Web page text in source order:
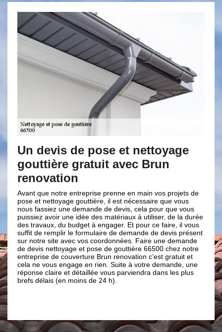
de
et
Un devis de pose et nettoyage
gouttière gratuit avec Brun
renovation
Avant que notre entreprise prenne en main vos projets de
pose et nettoyage gouttière, il est nécessaire que vous
nous fassiez une demande de devis, cela pour que vous
puissiez avoir une idée des matériaux à utiliser, de la durée
des travaux, du budget à engager. Et pour ce faire, il vous
suffit de remplir le formulaire de demande de devis présent
sur notre site avec vos coordonnées. Faire une demande
de devis nettoyage et pose de gouttière 66500 chez notre
entreprise de couverture Brun renovation c’est gratuit et
cela ne vous engage en rien. Suite à votre demande, une
réponse claire et détaillée vous parviendra dans les plus
brefs délais (en moins de 24 h).
aux